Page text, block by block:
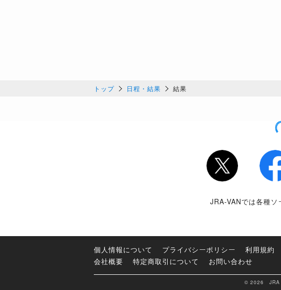
トップ 日程・結果 結果
Twitter
JRA-VANでは各種ソ
個人情報について プライバシーポリシー 利用規約
会社概要
特定商取引について お問い合わせ
© 2026 JRA